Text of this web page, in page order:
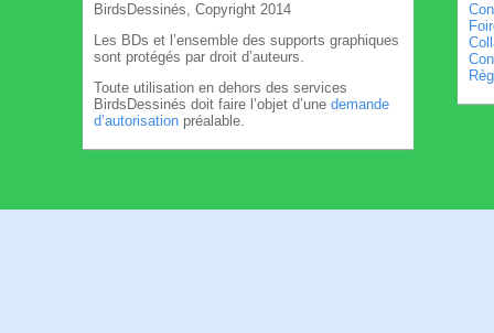
BirdsDessinés, Copyright 2014
Les BDs et l’ensemble des supports graphiques
sont protégés par droit d’auteurs.
Toute utilisation en dehors des services
BirdsDessinés doit faire l’objet d’une demande
d’autorisation préalable.